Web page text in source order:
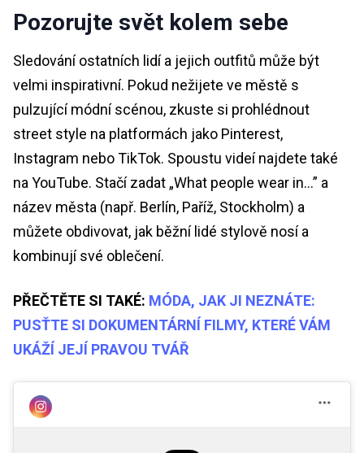
Pozorujte svět kolem sebe
Sledování ostatních lidí a jejich outfitů může být
velmi inspirativní. Pokud nežijete ve městě s
pulzující módní scénou, zkuste si prohlédnout
street style na platformách jako Pinterest,
Instagram nebo TikTok. Spoustu videí najdete také
na YouTube. Stačí zadat „What people wear in…” a
název města (např. Berlín, Paříž, Stockholm) a
můžete obdivovat, jak běžní lidé stylově nosí a
kombinují své oblečení.
PŘEČTĚTE SI TAKÉ: MÓDA, JAK JI NEZNÁTE:
PUSŤTE SI DOKUMENTÁRNÍ FILMY, KTERÉ VÁM
UKÁŽÍ JEJÍ PRAVOU TVÁŘ